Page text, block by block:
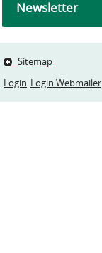
Newsletter
Sitemap
Login Login Webmailer